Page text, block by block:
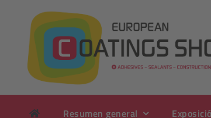
contenido
Resumen general